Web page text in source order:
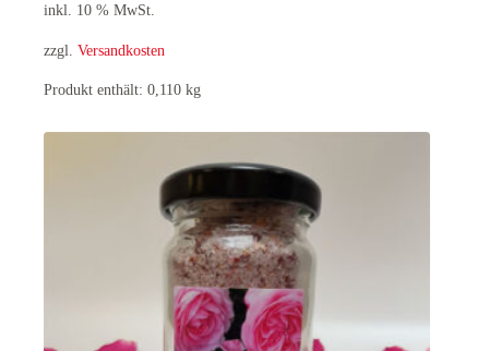
inkl. 10 % MwSt.
zzgl. Versandkosten
Produkt enthält: 0,110 kg